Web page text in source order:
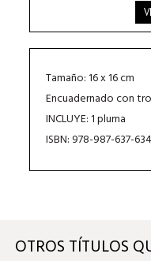
Tamaño: 16 x 16 cm
Encuadernado con
INCLUYE: 1 pluma
ISBN: 978-987-637-
OTROS TÍTULOS